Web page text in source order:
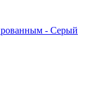
- Серый